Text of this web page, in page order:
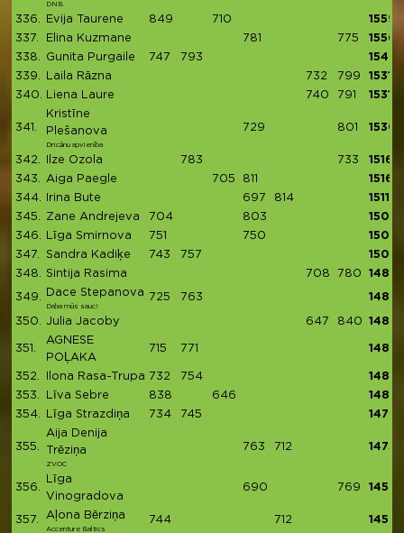
DNB
336. Evija Taurene 849 710
1559
337.
Elina Kuzmane 781 775
1556
338.
Gunita Purgaile 747 793
1540
339.
Laila Rāzna 732 799
1531
340.
Liena Laure 740 791 1531
341.
Kristīne
Plešanova
Dricānu apvienība
729 801 1530
342. Ilze Ozola 783 733
1516
343.
Aiga Paegle 705 811
1516
344.
Irina Bute 697 814
1511
345.
Zane Andrejeva 704 803
1507
346.
Līga Smirnova 751 750
1501
347.
Sandra Kadiķe 743 757
1500
348.
Sintija Rasima 708 780 1488
349. Dace Stepanova
Daba mūs sauc!
725 763 1488
350. Julia Jacoby 647 840 1487
351.
AGNESE
POĻAKA
715 771 1486
352. Ilona Rasa-Trupa 732 754
1486
353.
Līva Sebre 838 646
1484
354.
Līga Strazdiņa 734 745 1479
355.
Aija Denija
Trēziņa
ZVOC
763 712 1475
356.
Līga
Vinogradova
690 769 1459
357. Aļona Bērziņa
Accenture Baltics
744 712 1456